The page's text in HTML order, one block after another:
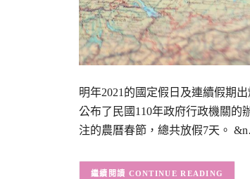
明年2021的國定假日及連續假期
公布了民國110年政府行政機關的
注的農曆春節，總共放假7天。
CONTINUE READING